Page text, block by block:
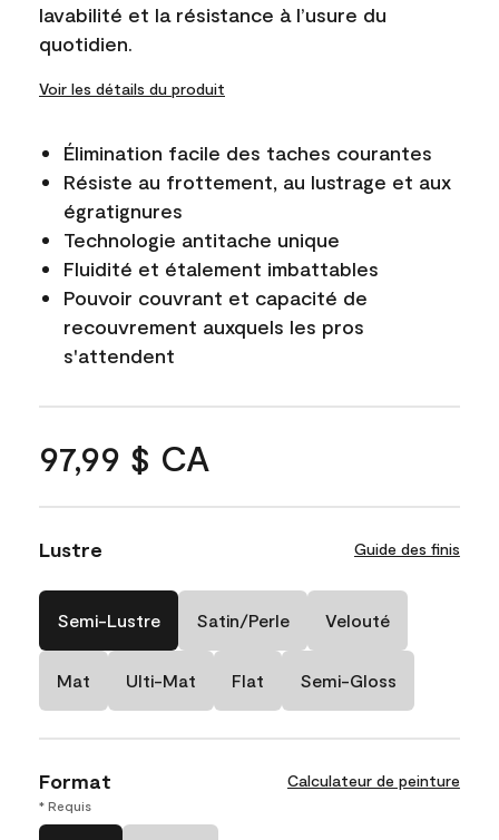
lavabilité et la résistance à l’usure du
quotidien.
Voir les détails du produit
Élimination facile des taches courantes
Résiste au frottement, au lustrage et aux
égratignures
Technologie antitache unique
Fluidité et étalement imbattables
Pouvoir couvrant et capacité de
recouvrement auxquels les pros
s'attendent
97,99 $ CA
Lustre Guide des finis
Semi-Lustre Satin/Perle Velouté
Mat Ulti-Mat Flat Semi-Gloss
Format Calculateur de peinture
* Requis